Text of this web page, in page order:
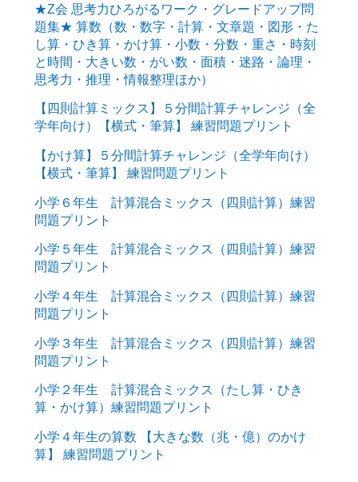
★Z会 思考力ひろがるワーク・グレードアップ問
題集★ 算数（数・数字・計算・文章題・図形・た
し算・ひき算・かけ算・小数・分数・重さ・時刻
と時間・大きい数・がい数・面積・迷路・論理・
思考力・推理・情報整理ほか）
【四則計算ミックス】５分間計算チャレンジ（全
学年向け）【横式・筆算】 練習問題プリント
【かけ算】５分間計算チャレンジ（全学年向け）
【横式・筆算】 練習問題プリント
小学６年生 計算混合ミックス（四則計算）練習
問題プリント
小学５年生 計算混合ミックス（四則計算）練習
問題プリント
小学４年生 計算混合ミックス（四則計算）練習
問題プリント
小学３年生 計算混合ミックス（四則計算）練習
問題プリント
小学２年生 計算混合ミックス（たし算・ひき
算・かけ算）練習問題プリント
小学４年生の算数 【大きな数（兆・億）のかけ
算】 練習問題プリント